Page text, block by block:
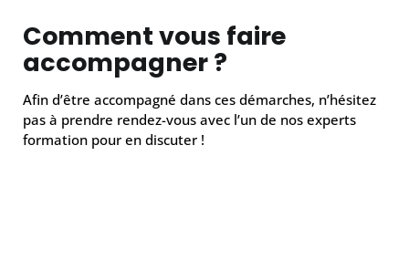
Comment vous faire
accompagner ?
Afin d’être accompagné dans ces démarches, n’hésitez
pas à prendre rendez-vous avec l’un de nos experts
formation pour en discuter !